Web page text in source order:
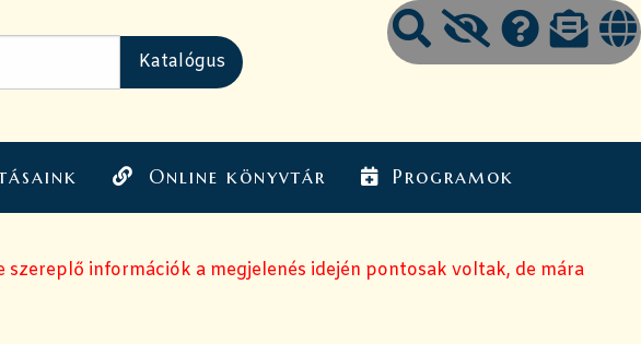
Online könyvtár Programok
információk a megjelenés idején pontosak voltak, de mára